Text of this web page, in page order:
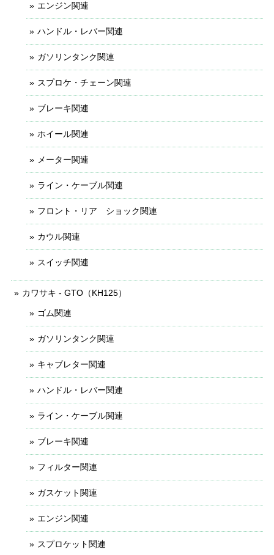
エンジン関連
ハンドル・レバー関連
ガソリンタンク関連
スプロケ・チェーン関連
ブレーキ関連
ホイール関連
メーター関連
ライン・ケーブル関連
フロント・リア ショック関連
カウル関連
スイッチ関連
カワサキ - GTO（KH125）
ゴム関連
ガソリンタンク関連
キャブレター関連
ハンドル・レバー関連
ライン・ケーブル関連
ブレーキ関連
フィルター関連
ガスケット関連
エンジン関連
スプロケット関連